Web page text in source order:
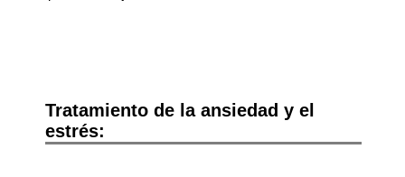
Tratamiento de la ansiedad y el
estrés: